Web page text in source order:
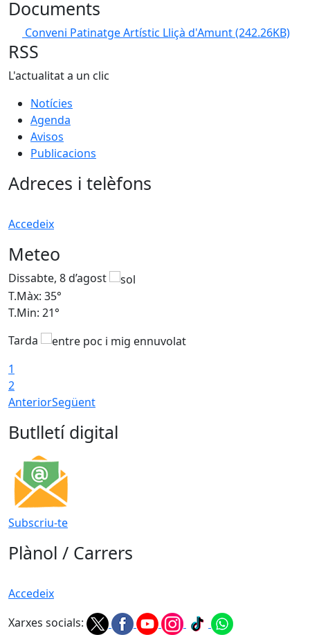
Documents
Conveni Patinatge Artístic Lliçà d'Amunt(242.26KB)
RSS
L'actualitat a un clic
Notícies
Agenda
Avisos
Publicacions
Adreces i telèfons
Accedeix
Meteo
Dissabte, 8 d’agost
T.Màx: 35°
T.Min: 21°
Tarda
1
2
AnteriorSegüent
Butlletí digital
Subscriu-te
Plànol / Carrers
Accedeix
Xarxes socials: